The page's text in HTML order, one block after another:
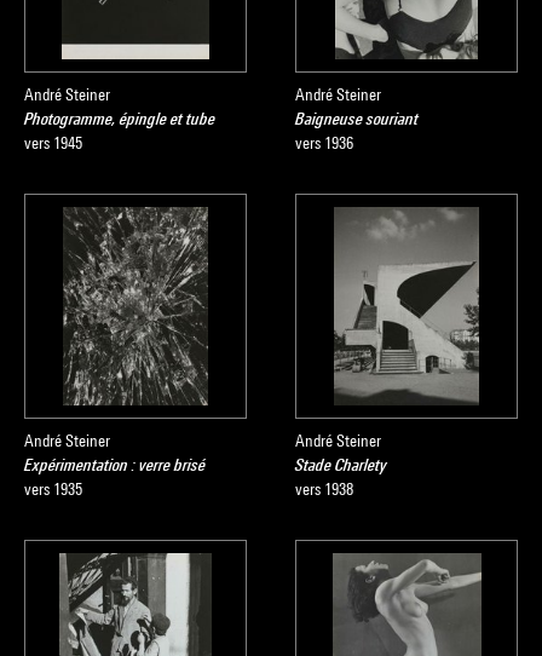
André Steiner
Photogramme, épingle et tube
vers 1945
André Steiner
Baigneuse souriant
vers 1936
André Steiner
Expérimentation : verre brisé
vers 1935
André Steiner
Stade Charlety
vers 1938